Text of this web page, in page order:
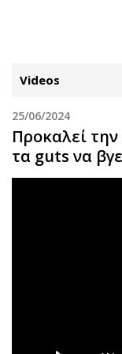
ΚΑΤΗΓΟΡΙΕΣ
Κύπρος
Videos
25/06/2024
Προκαλεί
τα guts να